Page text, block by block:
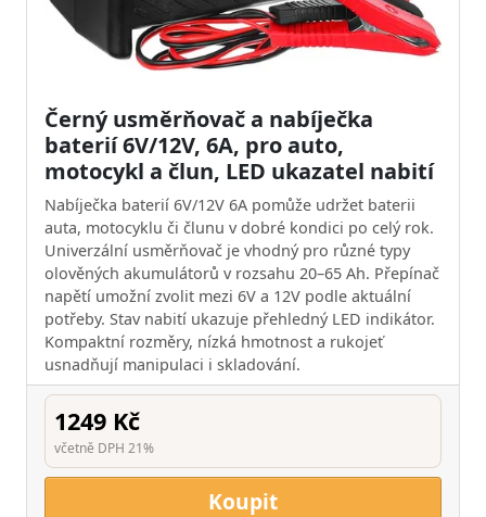
Černý usměrňovač a nabíječka
baterií 6V/12V, 6A, pro auto,
motocykl a člun, LED ukazatel nabití
Nabíječka baterií 6V/12V 6A pomůže udržet baterii
auta, motocyklu či člunu v dobré kondici po celý rok.
Univerzální usměrňovač je vhodný pro různé typy
olověných akumulátorů v rozsahu 20–65 Ah. Přepínač
napětí umožní zvolit mezi 6V a 12V podle aktuální
potřeby. Stav nabití ukazuje přehledný LED indikátor.
Kompaktní rozměry, nízká hmotnost a rukojeť
usnadňují manipulaci i skladování.
1249 Kč
včetně DPH 21%
Koupit